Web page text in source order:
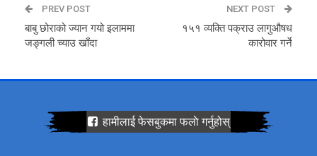
PREV POST
बाबु छोराको ज्यान गयो इलाममा
जङ्गली च्याउ खाँदा
NEXT POST
१५१ व्यक्ति पक्राउ लागुऔषध
कारोवार गर्ने
हामीलाई फेसबुकमा फलाे गर्नुहोस्